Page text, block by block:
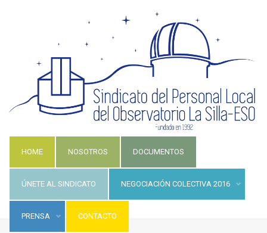
HOME NOSOTROS DOCUMENTOS
ÚNETE AL SINDICATO NEGOCIACIÓN COLECTIVA 2016
PRENSA CONTACTO